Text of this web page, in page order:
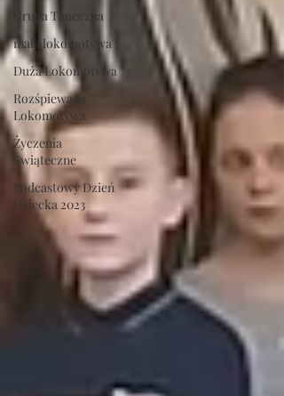
Grupa Taneczna
mała lokomotywa
Duża Lokomotywa
Rozśpiewana
Lokomotywa
Życzenia
Świąteczne
Podcastowy Dzień
Dziecka 2023